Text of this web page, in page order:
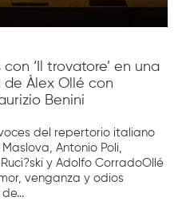
‘Il trovatore’ en una
Àlex Ollé con
Benini
del repertorio italiano
Antonio Poli,
y Adolfo CorradoOllé
venganza y odios